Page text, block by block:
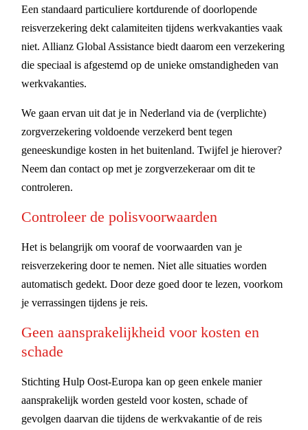
Een standaard particuliere kortdurende of doorlopende
reisverzekering dekt calamiteiten tijdens werkvakanties vaak
niet. Allianz Global Assistance biedt daarom een verzekering
die speciaal is afgestemd op de unieke omstandigheden van
werkvakanties.
We gaan ervan uit dat je in Nederland via de (verplichte)
zorgverzekering voldoende verzekerd bent tegen
geneeskundige kosten in het buitenland. Twijfel je hierover?
Neem dan contact op met je zorgverzekeraar om dit te
controleren.
Controleer de polisvoorwaarden
Het is belangrijk om vooraf de voorwaarden van je
reisverzekering door te nemen. Niet alle situaties worden
automatisch gedekt. Door deze goed door te lezen, voorkom
je verrassingen tijdens je reis.
Geen aansprakelijkheid voor kosten en
schade
Stichting Hulp Oost-Europa kan op geen enkele manier
aansprakelijk worden gesteld voor kosten, schade of
gevolgen daarvan die tijdens de werkvakantie of de reis